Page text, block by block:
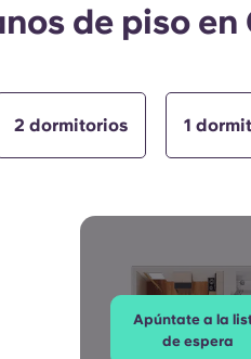
de piso en
2 dormitorios 1
Apúntate a la
de espera